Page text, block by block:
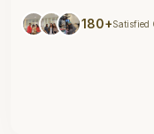
180+Satisfied